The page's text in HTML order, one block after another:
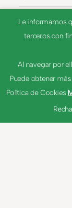
fijar
Le informamos
terceros con
Al navegar por
Puede obtener
Política de Cookies